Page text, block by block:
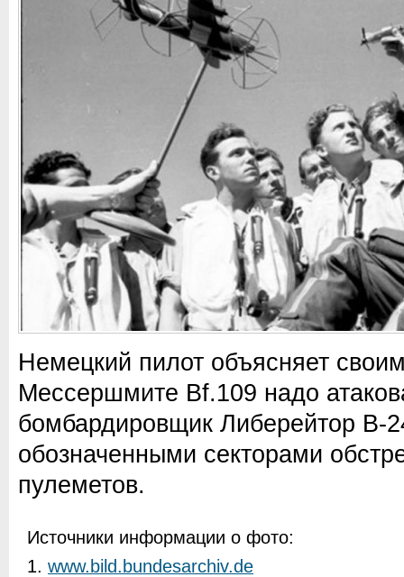
Немецкий пилот объясняет
Мессершмите Bf.109 надо
бомбардировщик Либерейтор B-
обозначенными секторами
пулеметов.
Источники информации о фото:
1. www.bild.bundesarchiv.de